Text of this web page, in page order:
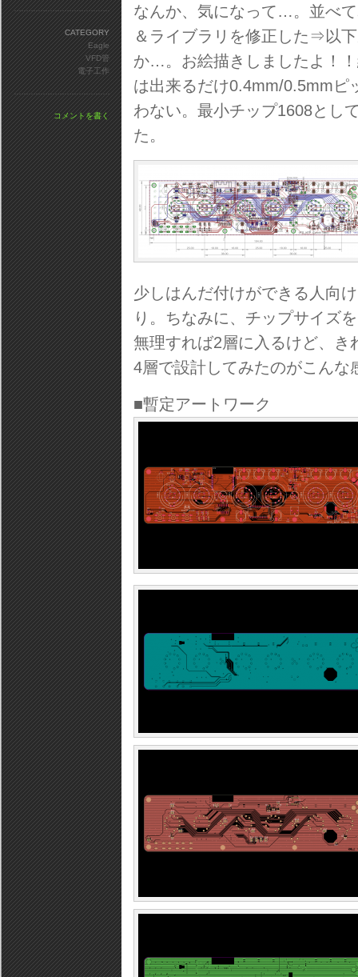
なんか、気になって…。並べ
＆ライブラリを修正した⇒以
か…。お絵描きしましたよ！
は出来るだけ0.4mm/0.5mmピ
わない。最小チップ1608とし
た。
少しはんだ付けができる人向
り。ちなみに、チップサイズ
無理すれば2層に入るけど、
4層で設計してみたのがこんな
■暫定アートワーク
CATEGORY
Eagle
VFD管
電子工作
コメントを書く